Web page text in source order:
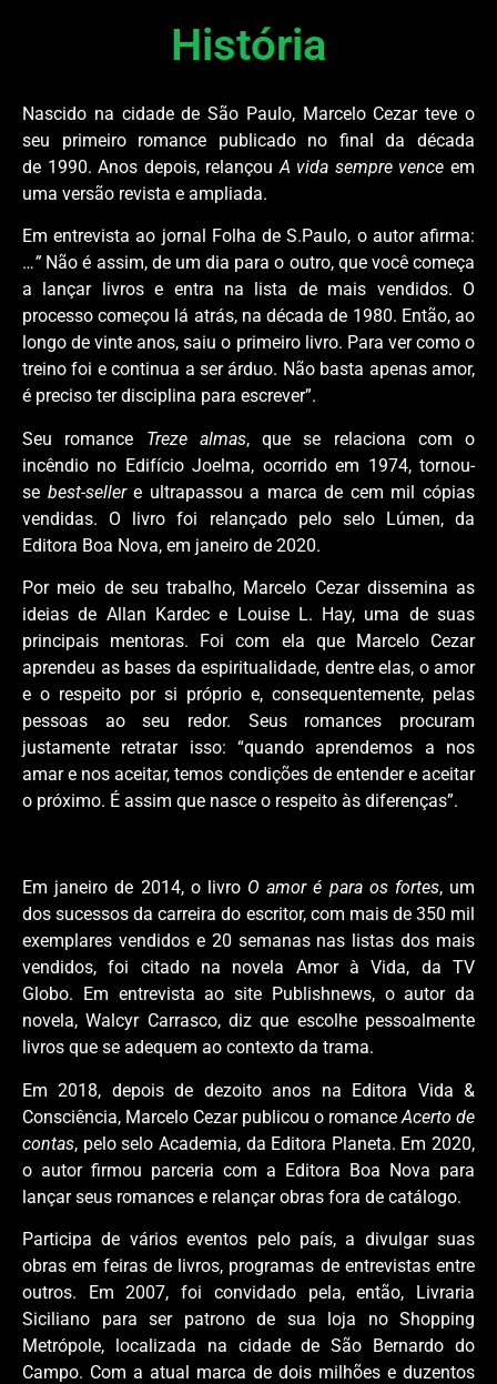
História
Nascido na cidade de São Paulo, Marcelo Cezarteve o
seu primeiro romance publicado no final da década
de 1990. Anos depois, relançou A vida sempre vence em
uma versão revista e ampliada.
Em entrevista ao jornal Folha de S.Paulo, o autor afirma:
…”Não é assim, de um dia para o outro, que você começa
a lançar livros e entra na lista de mais vendidos. O
processo começou lá atrás, na década de 1980. Então, ao
longo de vinte anos, saiu o primeiro livro. Para ver como o
treino foi e continua a ser árduo. Não basta apenas amor,
é preciso ter disciplina para escrever”.
Seu romance Treze almas, que se relaciona com o
incêndio no Edifício Joelma, ocorrido em 1974, tornou-
se best-sellere ultrapassou a marca de cem mil cópias
vendidas. O livro foi relançado pelo selo Lúmen, da
Editora Boa Nova, em janeiro de 2020.
Por meio de seu trabalho, Marcelo Cezar dissemina as
ideias de Allan Kardec e Louise L. Hay, uma de suas
principais mentoras. Foi com ela que Marcelo Cezar
aprendeu as bases da espiritualidade, dentre elas, o amor
e o respeito por si próprio e, consequentemente, pelas
pessoas ao seu redor. Seus romances procuram
justamente retratar isso: “quando aprendemos a nos
amar e nos aceitar, temos condições de entender e aceitar
o próximo. É assim que nasce o respeito às diferenças”.
Em janeiro de 2014, o livro O amor é para os fortes, um
dos sucessos da carreira do escritor, com mais de 350 mil
exemplares vendidos e 20 semanas nas listas dos mais
vendidos, foi citado na novela Amor à Vida, da TV
Globo.
Em entrevista ao site Publishnews, o autor da
novela, Walcyr Carrasco, diz que escolhe pessoalmente
livros que se adequem ao contexto da trama.
Em 2018, depois de dezoito anos na Editora Vida &
Consciência, Marcelo Cezar publicou o romance Acerto de
contas, pelo selo Academia, da Editora Planeta. Em 2020,
o autor firmou parceria com a Editora Boa Nova para
lançar seus romances e relançar obras fora de catálogo.
Participa de vários eventos pelo país, a divulgar suas
obras em feiras de livros, programas de entrevistas entre
outros. Em 2007, foi convidado pela, então, Livraria
Siciliano para ser patrono de sua loja no Shopping
Metrópole, localizada na cidade de São Bernardo do
Campo. Com a atual marca de dois milhões e duzentos